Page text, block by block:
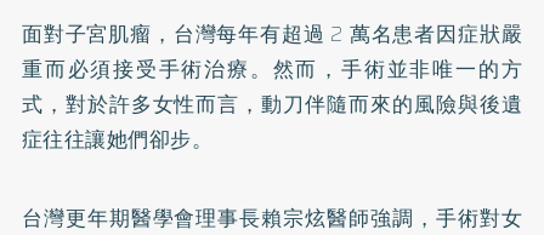
面對子宮肌瘤，台灣每年有超過 2 萬名患者因症狀嚴
重而必須接受手術治療。然而，手術並非唯一的方
式，對於許多女性而言，動刀伴隨而來的風險與後遺
症往往讓她們卻步。
台灣更年期醫學會理事長賴宗炫醫師強調，手術對女